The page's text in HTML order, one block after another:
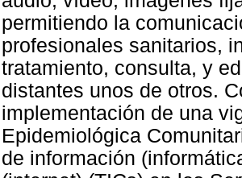
permitiendo la
profesionales sanitarios,
tratamiento, consulta, y
distantes unos de otros.
implementación de una
Epidemiológica
de información